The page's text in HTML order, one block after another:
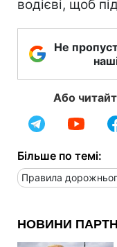
водієві, щоб
Не
Або
Більше по темі:
Правила